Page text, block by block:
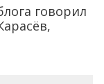
говорил